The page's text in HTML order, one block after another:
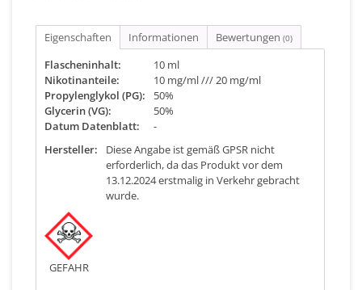
Eigenschaften Informationen Bewertungen (0)
Flascheninhalt:
10 ml
Nikotinanteile:
10 mg/ml /// 20 mg/ml
Propylenglykol (PG):
50%
Glycerin (VG):
50%
Datum Datenblatt:
-
Hersteller:
Diese Angabe ist gemäß GPSR nicht
erforderlich, da das Produkt vor dem
13.12.2024 erstmalig in Verkehr gebracht
wurde.
GEFAHR